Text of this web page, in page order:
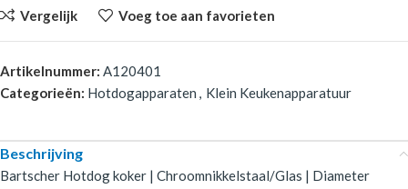
Vergelijk Voeg toe aan favorieten
Artikelnummer: A120401
Categorieën: Hotdogapparaten , Klein Keukenapparatuur
Beschrijving
Bartscher Hotdog koker | Chroomnikkelstaal/Glas | Diameter